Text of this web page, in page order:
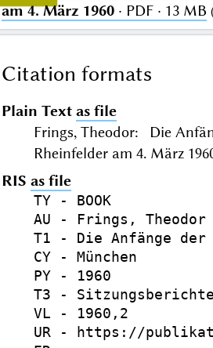
am 4. März 1960· PDF · 13 MB
Citation formats
Plain Text as file
Frings, Theodor: Die
Rheinfelder am 4. März
RIS as file
TY - BOOK
AU - Frings, Theodor
T1 - Die Anfänge der
CY - München
PY - 1960
T3 - Sitzungsberichte
VL - 1960,2
UR - https://